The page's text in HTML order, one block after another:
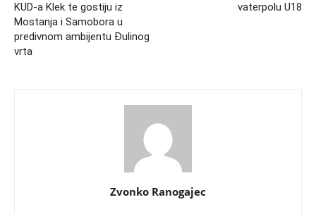
KUD-a Klek te gostiju iz
Mostanja i Samobora u
predivnom ambijentu Đulinog
vrta
vaterpolu U18
Zvonko Ranogajec